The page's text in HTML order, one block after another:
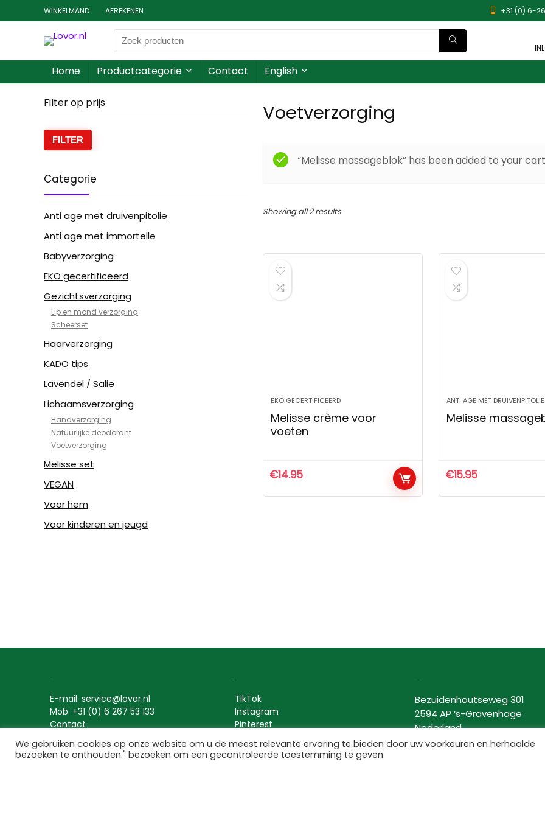
WINKELMAND AFREKENEN +31 (0) 6-
Home Productcategorie Contact English
Filter op prijs
FILTER
Categorie
Anti age met druivenpitolie
Anti age met immortelle
Babyverzorging
EKO gecertificeerd
Gezichtsverzorging
Lip en mond verzorging
Scheerset
Haarverzorging
KADO tips
Lavendel / Salie
Lichaamsverzorging
Handverzorging
Natuurlijke deodorant
Voetverzorging
Melisse set
VEGAN
Voor hem
Voor kinderen en jeugd
Voetverzorging
“Melisse massageblok” has been added to your
Showing all 2 results
EKO GECERTIFICEERD
Melisse crème voor
voeten
€14.95
ANTI AGE MET DRUIVENPITOLIE
Melisse
€15.95
E-mail: service@lovor.nl
Mob: +31 (0) 6 267 53 133
Contact
TikTok
Instagram
Pinterest
Bezuidenhoutseweg 301
2594 AP ‘s-Gravenhage
Nederland
KvK: 63534118
We gebruiken cookies op onze website om u de meest relevante ervaring te bieden door uw voorkeuren en herhaalde
bezoeken te onthouden." bezoeken om een gecontroleerde toestemming te geven.